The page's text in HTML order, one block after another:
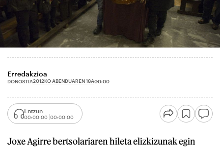
Erredakzioa
DONOSTIA2012KO ABENDUAREN 18A00:00
Entzun
00:00:00 00:00:00
Joxe Agirre bertsolariaren hileta elizkizunak egin